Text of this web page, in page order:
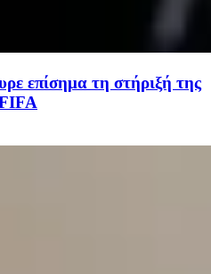
επίσημα τη στήριξή της